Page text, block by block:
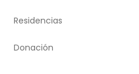
Residencias
Donación